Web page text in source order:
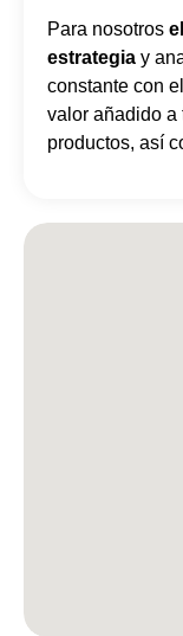
Para nosotros
estrategia y
constante con
valor añadido a
productos, así